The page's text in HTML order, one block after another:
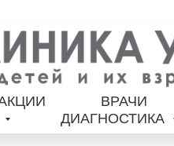
ВРАЧИ
ДИАГНОСТИКА